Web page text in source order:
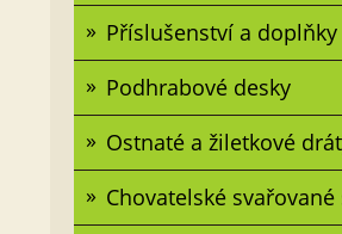
Příslušenství a doplňky
Podhrabové desky
Ostnaté a žiletkové
Chovatelské svařované